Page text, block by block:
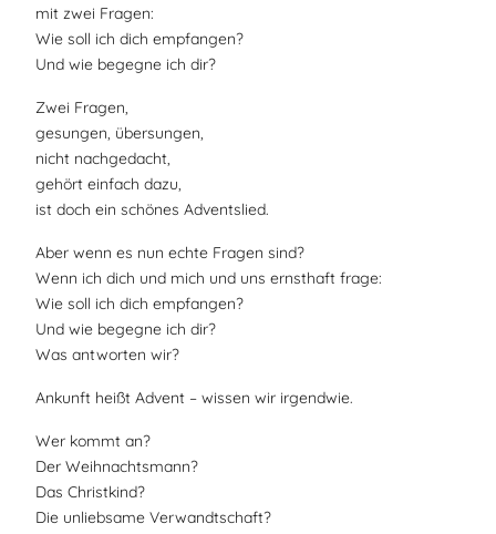
mit zwei Fragen:
Wie soll ich dich empfangen?
Und wie begegne ich dir?
Zwei Fragen,
gesungen, übersungen,
nicht nachgedacht,
gehört einfach dazu,
ist doch ein schönes Adventslied.
Aber wenn es nun echte Fragen sind?
Wenn ich dich und mich und uns ernsthaft frage:
Wie soll ich dich empfangen?
Und wie begegne ich dir?
Was antworten wir?
Ankunft heißt Advent – wissen wir irgendwie.
Wer kommt an?
Der Weihnachtsmann?
Das Christkind?
Die unliebsame Verwandtschaft?